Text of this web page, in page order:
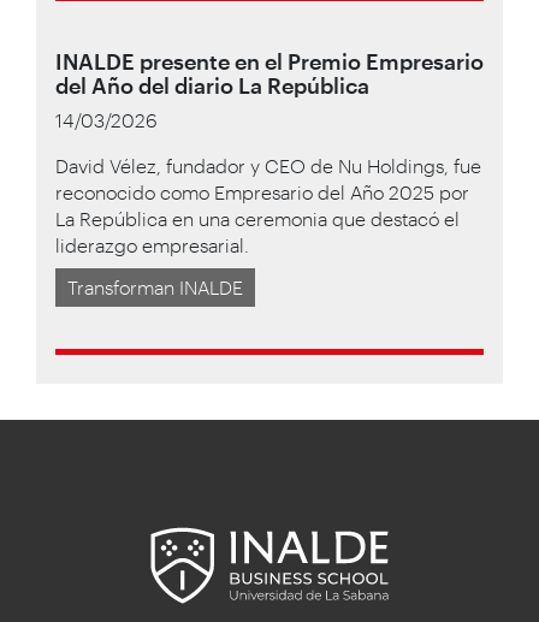
INALDE presente en el Premio Empresario
del Año del diario La República
14/03/2026
David Vélez, fundador y CEO de Nu Holdings, fue
reconocido como Empresario del Año 2025 por
La República en una ceremonia que destacó el
liderazgo empresarial.
Transforman INALDE